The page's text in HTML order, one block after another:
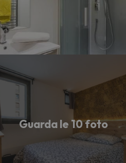
Guarda le 10 foto